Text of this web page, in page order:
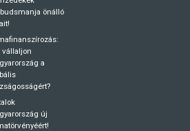
önálló
vállaljon
a
új